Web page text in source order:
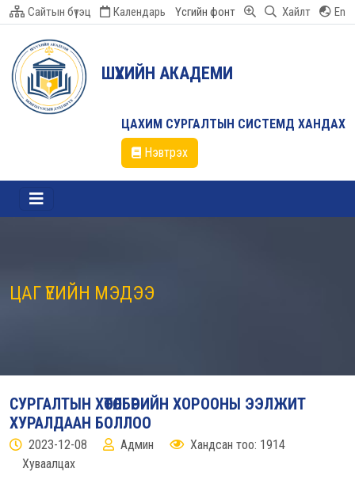
Сайтын бүтэц Календарь Үсгийн фонт Хайлт En
ШҮҮХИЙН АКАДЕМИ
ЦАХИМ СУРГАЛТЫН СИСТЕМД ХАНДАХ
Нэвтрэх
ЦАГ ҮЕИЙН МЭДЭЭ
СУРГАЛТЫН ХӨТӨЛБӨРИЙН ХОРООНЫ ЭЭЛЖИТ
ХУРАЛДААН БОЛЛОО
2023-12-08 Админ
Хандсан тоо: 1914
Хуваалцах